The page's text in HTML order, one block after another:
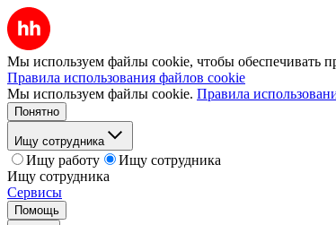
Мы используем файлы cookie, чтобы обеспечивать
Правила использования файлов cookie
Мы используем файлы cookie. Правила
Понятно
Ищу сотрудника
Ищу работу
Ищу сотрудника
Ищу сотрудника
Сервисы
Помощь